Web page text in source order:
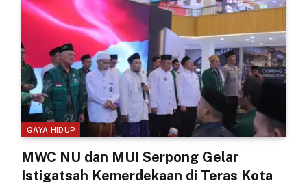
GAYA HIDUP
MWC NU dan MUI Serpong Gelar
Istigatsah Kemerdekaan di Teras Kota